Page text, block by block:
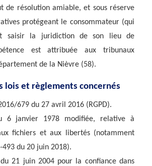
de résolution amiable, et sous réserve
protégeant le consommateur (qui
saisir la juridiction de son lieu de
est attribuée aux tribunaux
de la Nièvre (58).
lois et règlements concernés
679 du 27 avril 2016 (RGPD).
6 janvier 1978 modifiée, relative à
fichiers et aux libertés (notamment
493 du 20 juin 2018).
du 21 juin 2004 pour la confiance dans